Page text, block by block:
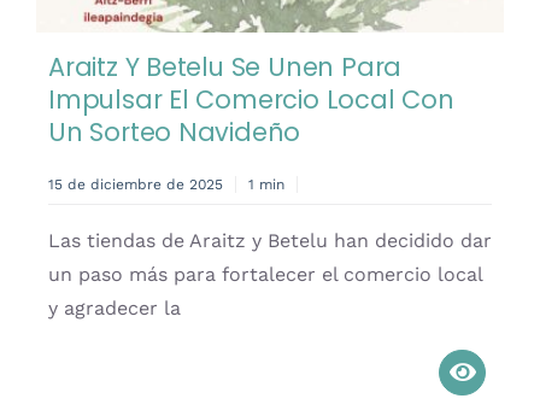
Araitz Y Betelu Se Unen Para
Impulsar El Comercio Local Con
Un Sorteo Navideño
15 de diciembre de 2025 1 min
Las tiendas de Araitz y Betelu han decidido dar
un paso más para fortalecer el comercio local
y agradecer la